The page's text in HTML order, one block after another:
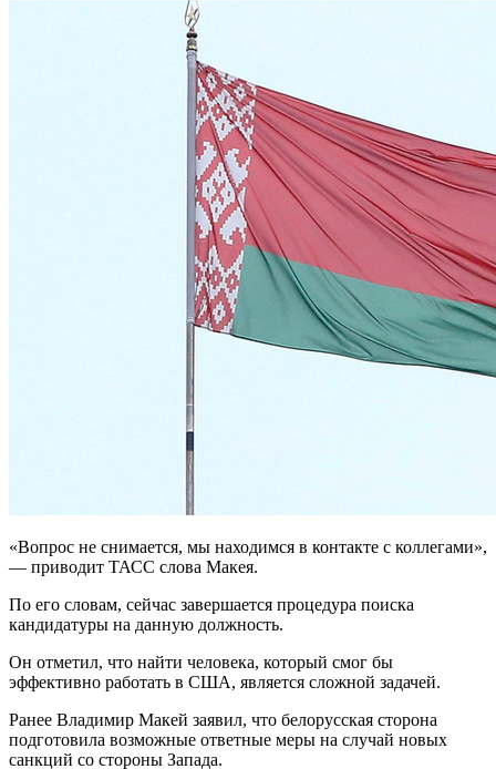
«Вопрос не снимается, мы находимся в контакте с коллегами»,
— приводит ТАСС слова Макея.
По его словам, сейчас завершается процедура поиска
кандидатуры на данную должность.
Он отметил, что найти человека, который смог бы
эффективно работать в США, является сложной задачей.
Ранее Владимир Макей заявил, что белорусская сторона
подготовила возможные ответные меры на случай новых
санкций со стороны Запада.